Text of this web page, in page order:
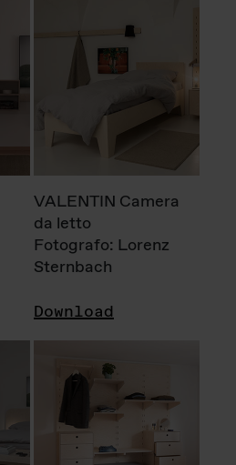
VALENTIN Camera
da letto
Fotografo: Lorenz
Sternbach
Download